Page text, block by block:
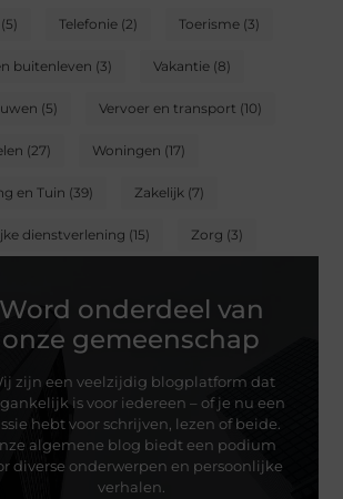
(5) Telefonie (2) Toerisme (3)
buitenleven (3) Vakantie (8)
(5) Vervoer en transport (10)
(27) Woningen (17)
en Tuin (39) Zakelijk (7)
dienstverlening (15) Zorg (3)
Word onderdeel van
onze gemeenschap
zijn een veelzijdig blogplatform dat
is voor iedereen – of je nu een
hebt voor schrijven, lezen of beide.
algemene blog biedt een podium
diverse onderwerpen en persoonlijke
verhalen.